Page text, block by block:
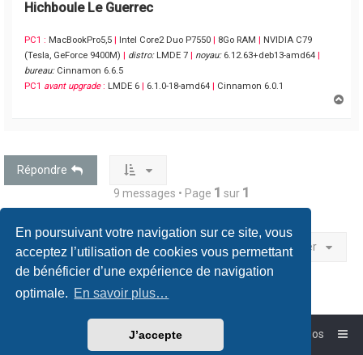
En poursuivant votre navigation sur ce site, vous
acceptez l’utilisation de cookies vous permettant
de bénéficier d’une expérience de navigation
optimale. En savoir plus…
J’accepte
Hichboule Le Guerrec
PC1 : MacBookPro5,5 | Intel Core2 Duo P7550 | 8Go RAM | NVIDIA C79
(Tesla, GeForce 9400M) | distro:LMDE 7 | noyau:6.12.63+deb13-amd64 |
bureau:Cinnamon 6.6.5
PC1 avant upgrade: LMDE 6 | 6.1.0-18-amd64 | Cinnamon 6.0.1
Répondre
9 messages • Page 1 sur 1
Aller
Forum-Debian.fr
À propos
phpBB™